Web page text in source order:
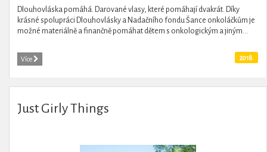
Dlouhovláska pomáhá. Darované vlasy, které pomáhají dvakrát. Díky
krásné spolupráci Dlouhovlásky a Nadačního fondu Šance onkoláčkům je
možné materiálně a finančně pomáhat dětem s onkologickým a jiným...
Více 2018
Just Girly Things